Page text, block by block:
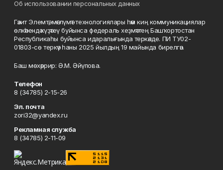
Об использовании персональных данных
Гәзит Элемтә, мәғлүмәт технологиялары һәм киң коммуникациялар
өлкәһендә күҙәтеү буйынса федераль хеҙмәттең Башҡортостан
Республикаһы буйынса идаралығында теркәлде. ПИ ТУ02-
01803-сө теркәү һаны 2025 йылдың 19 майында бирелгән.
Баш мөхәррир: Ә.М. Әйүпова.
Телефон
8 (34785) 2-15-26
Эл. почта
zori32@yandex.ru
Рекламная служба
8 (34785) 2-11-09